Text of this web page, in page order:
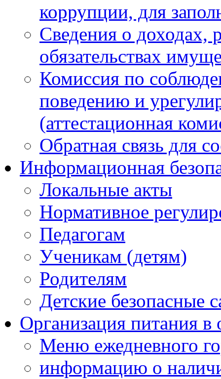
коррупции, для
Сведения о доходах,
обязательствах
Комиссия по
поведению и
(аттестационная
Обратная связь для
Информационная
Локальные акты
Нормативное
Педагогам
Ученикам (детям)
Родителям
Детские безопасные
Организация питания в
Меню ежедневного
информацию о